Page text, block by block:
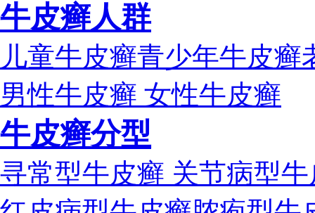
牛皮癣人群
儿童牛皮癣青少年牛皮癣
男性牛皮癣 女性牛皮癣
牛皮癣分型
寻常型牛皮癣 关节病型